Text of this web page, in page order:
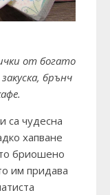
от богато
брънч
са чудесна
хапване
бриошено
им придава